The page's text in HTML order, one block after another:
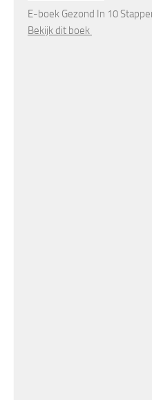
E-boek Gezond In 10
Bekijk dit boek